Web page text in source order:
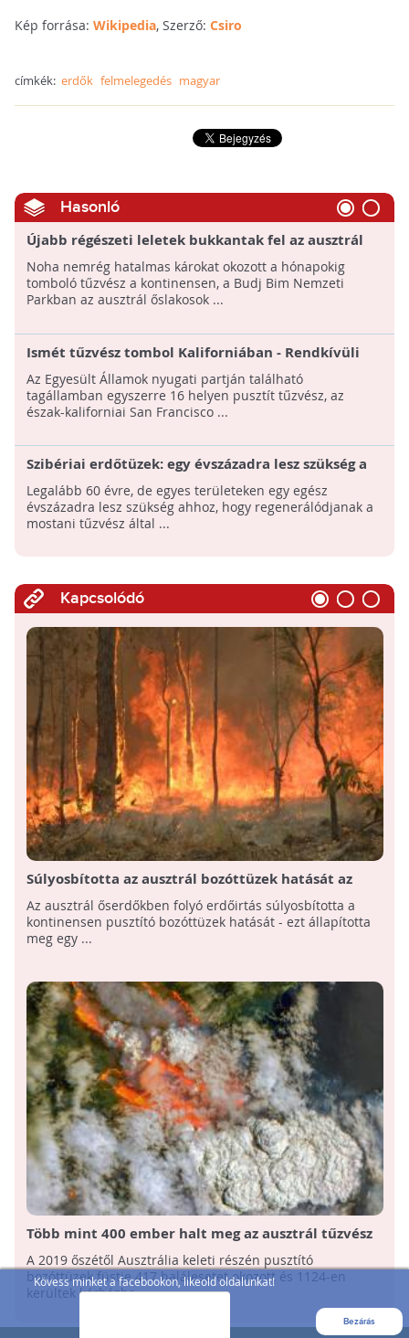
Kövess minket a facebookon, likeold oldalunkat!
Bezárás
Kép forrása: Wikipedia, Szerző: Csiro
címkék: erdők felmelegedés magyar
Hasonló
Újabb régészeti leletek bukkantak fel az ausztrál
tűzvésznek köszönhetően
Noha nemrég hatalmas károkat okozott a hónapokig
tomboló tűzvész a kontinensen, a Budj Bim Nemzeti
Parkban az ausztrál őslakosok ...
Ismét tűzvész tombol Kaliforniában - Rendkívüli
állapotot hirdettek
Az Egyesült Államok nyugati partján található
tagállamban egyszerre 16 helyen pusztít tűzvész, az
észak-kaliforniai San Francisco ...
Szibériai erdőtüzek: egy évszázadra lesz szükség a
regenerálódáshoz
Legalább 60 évre, de egyes területeken egy egész
évszázadra lesz szükség ahhoz, hogy regenerálódjanak a
mostani tűzvész által ...
Kapcsolódó
Súlyosbította az ausztrál bozóttüzek hatását az
őserdők irtása
Az ausztrál őserdőkben folyó erdőirtás súlyosbította a
kontinensen pusztító bozóttüzek hatását - ezt állapította
meg egy ...
Több mint 400 ember halt meg az ausztrál tűzvész
füstjétől
A 2019 őszétől Ausztrália keleti részén pusztító
bozóttüzek füstje 417 halálesetet okozott és 1124-en
kerültek kórházba ...